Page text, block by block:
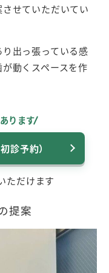
せていただいてい
出っ張っている感
動くスペースを作
ります
診予約）
ただけます
提案